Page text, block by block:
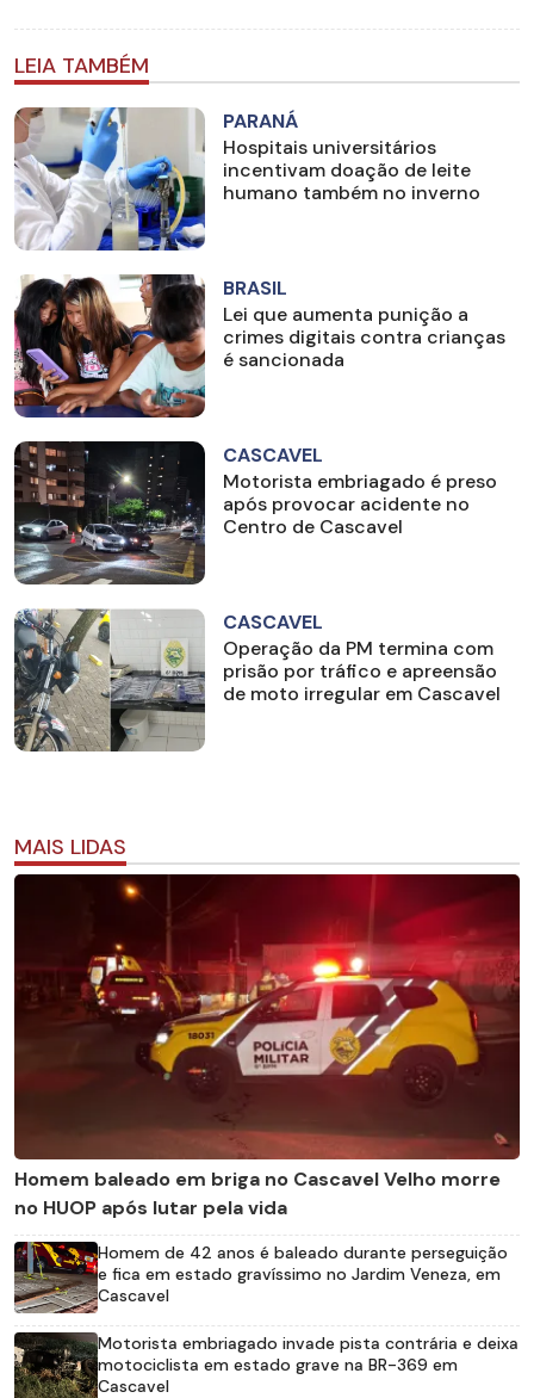
LEIA TAMBÉM
PARANÁ
Hospitais universitários
incentivam doação de leite
humano também no inverno
BRASIL
Lei que aumenta punição a
crimes digitais contra crianças
é sancionada
CASCAVEL
Motorista embriagado é preso
após provocar acidente no
Centro de Cascavel
CASCAVEL
Operação da PM termina com
prisão por tráfico e apreensão
de moto irregular em Cascavel
MAIS LIDAS
Homem baleado em briga no Cascavel Velho morre
no HUOP após lutar pela vida
Homem de 42 anos é baleado durante perseguição
e fica em estado gravíssimo no Jardim Veneza, em
Cascavel
Motorista embriagado invade pista contrária e deixa
motociclista em estado grave na BR-369 em
Cascavel